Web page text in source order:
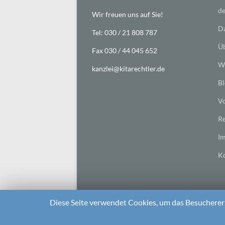
Wir freuen uns auf Sie!
Tel: 030 / 21 808 787
Fax 030 / 44 045 652
kanzlei@kitarechtler.de
Diese Seite verwendet Cookies, um das